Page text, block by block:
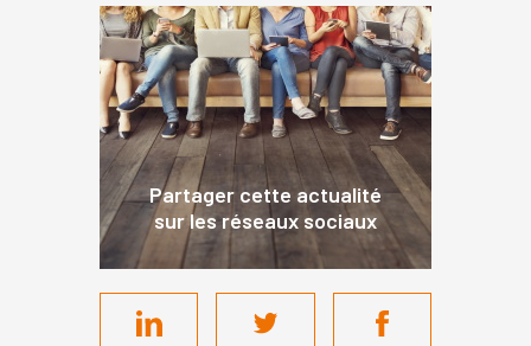
Partager cette actualité
sur les réseaux sociaux